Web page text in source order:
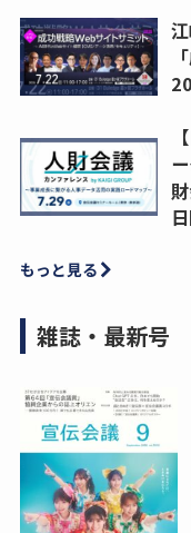
もっと見る
雑誌・最新号